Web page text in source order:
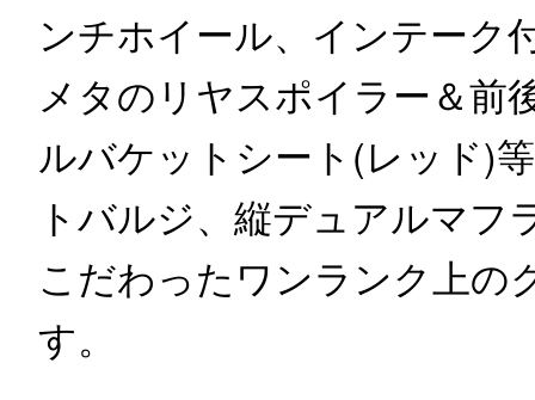
ンチホイール、インテーク
メタのリヤスポイラー＆前
ルバケットシート(レッド)
トバルジ、縦デュアルマフ
こだわったワンランク上の
す。